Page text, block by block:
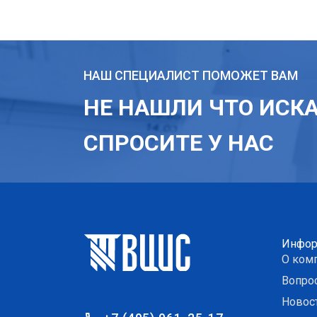
НАШ СПЕЦИАЛИСТ ПОМОЖЕТ ВАМ
НЕ НАШЛИ ЧТО
СПРОСИТЕ У НАС
О